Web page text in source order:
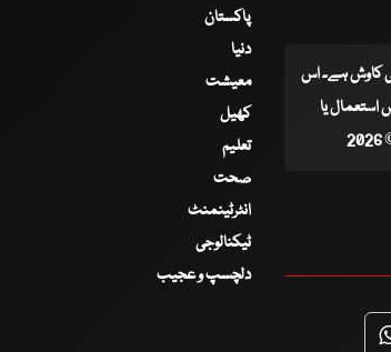
کی کاوش ہے۔ اس
استعمال یا
پاکستان
دنیا
معیشت
کھیل
تعلیم
صحت
انٹرٹینمنٹ
ٹیکنالوجی
دلچسپ و عجیب